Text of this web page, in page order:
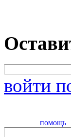
войти
помощь